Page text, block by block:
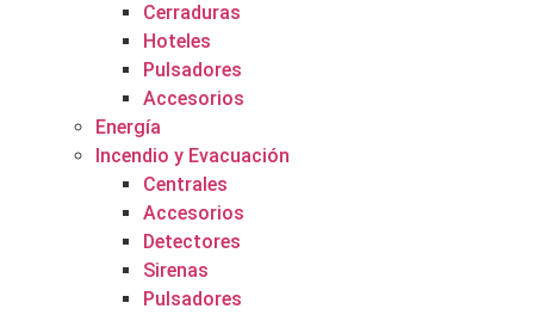
Cerraduras
Hoteles
Pulsadores
Accesorios
Energía
Incendio y Evacuación
Centrales
Accesorios
Detectores
Sirenas
Pulsadores